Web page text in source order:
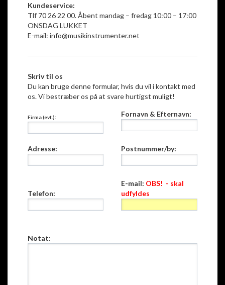
Kundeservice:
Tlf 70 26 22 00. Åbent mandag – fredag 10:00 – 17:00
ONSDAG LUKKET
E-mail: info@musikinstrumenter.net
Skriv til os
Du kan bruge denne formular, hvis du vil i kontakt med
os. Vi bestræber os på at svare hurtigst muligt!
Firma (evt.): Fornavn & Efternavn:
Adresse: Postnummer/by:
Telefon:
E-mail: OBS! - skal
udfyldes
Notat: